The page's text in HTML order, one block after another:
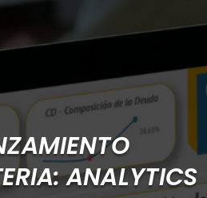
ANALYTICS